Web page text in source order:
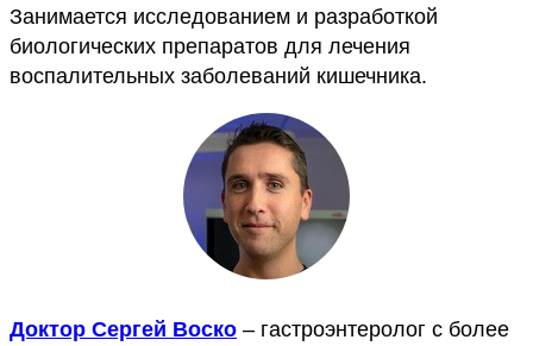
Занимается исследованием и разработкой
биологических препаратов для лечения
воспалительных заболеваний кишечника.
Доктор Сергей Воско – гастроэнтеролог с более